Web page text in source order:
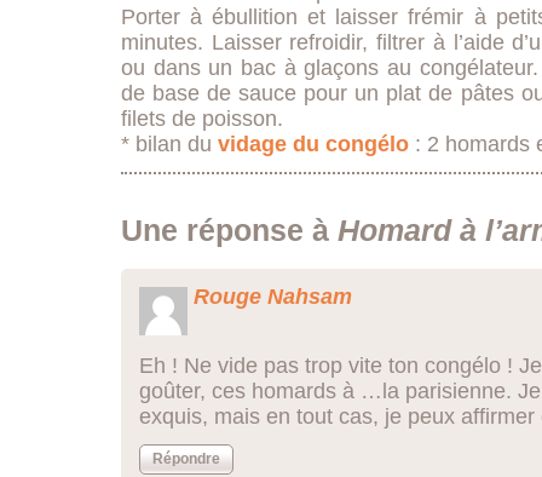
Porter à ébullition et laisser frémir à
minutes. Laisser refroidir, filtrer à l’aide
ou dans un bac à glaçons au
de base de sauce pour un plat de pâtes
filets de poisson.
* bilan du vidage du congélo : 2 homards
Une réponse à Homard à
Rouge Nahsam
Eh ! Ne vide pas trop vite ton congélo !
goûter, ces homards à …la parisienne.
exquis, mais en tout cas, je peux
Répondre